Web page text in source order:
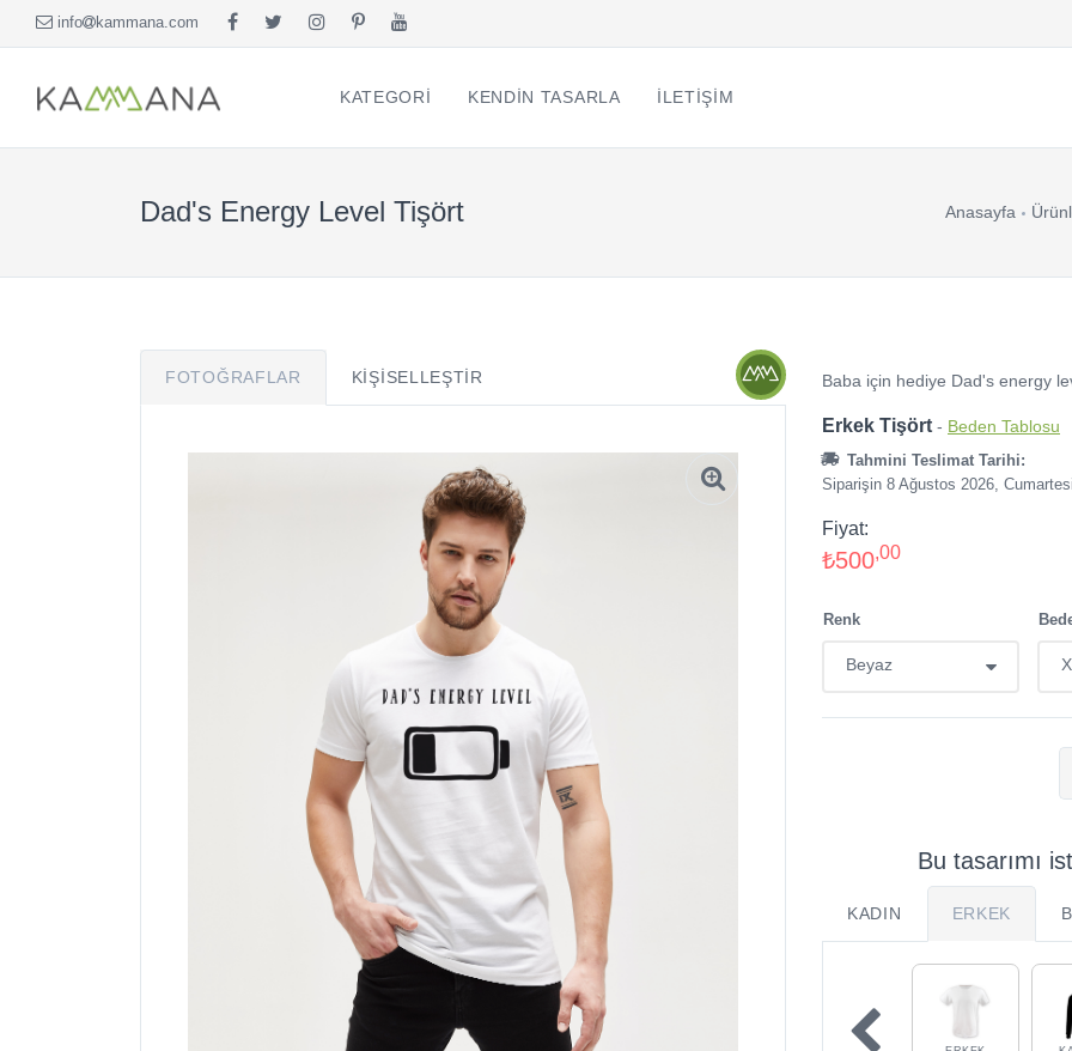
info kammana.com
KATEGORI KENDIN TASARLA İLETIŞIM
Dad's Energy Level Tişört Anasayfa
FOTOĞRAFLAR KIŞISELLEŞTIR Baba için hediye Dad's energy
Erkek Tişört - Beden Tablosu
Tahmini Teslimat Tarihi:
Siparişin 8 Ağustos 2026,
Fiyat:
₺500,00
Renk
Bu tasarımı
KADIN ERKEK